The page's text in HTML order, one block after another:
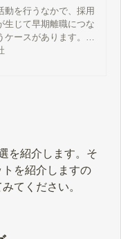
策
動を行うなかで、採用
生じて早期離職につな
ケースがあります。従
職すると、採用コスト
が起こる主な理由と早
ための対策について解
を紹介します。そ
を紹介しますの
てください。